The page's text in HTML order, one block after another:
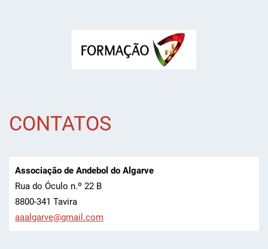
CONTATOS
Associação de Andebol do Algarve
Rua do Óculo n.º 22 B
8800-341 Tavira
aaalgarve@gmail.com